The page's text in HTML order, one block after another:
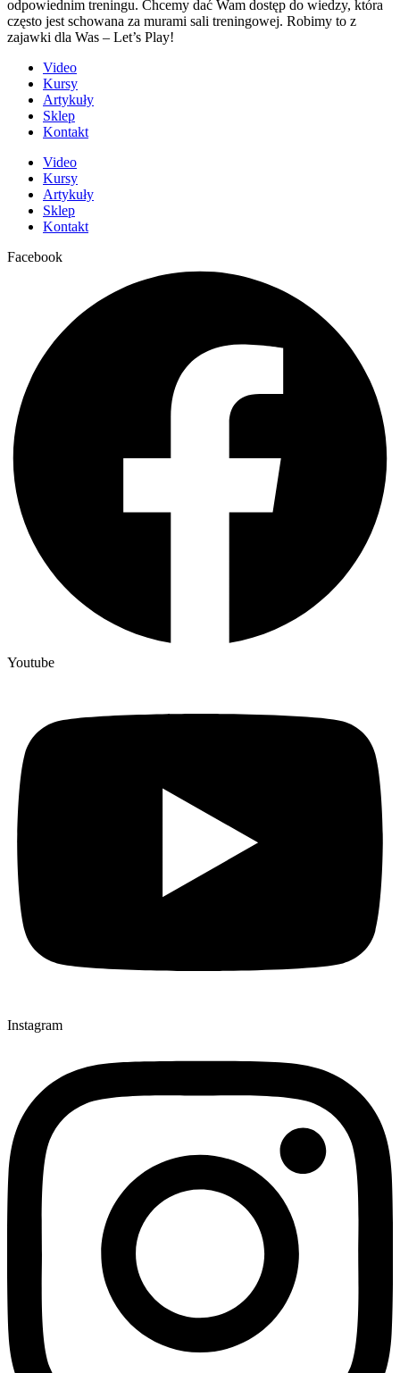
odpowiednim treningu. Chcemy dać Wam dostęp do wiedzy, która
często jest schowana za murami sali treningowej. Robimy to z
zajawki dla Was – Let’s Play!
Video
Kursy
Artykuły
Sklep
Kontakt
Video
Kursy
Artykuły
Sklep
Kontakt
Facebook
Youtube
Instagram